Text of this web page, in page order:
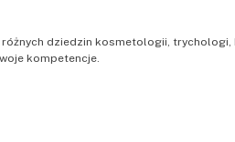
różnych dziedzin kosmetologii,
kompetencje.